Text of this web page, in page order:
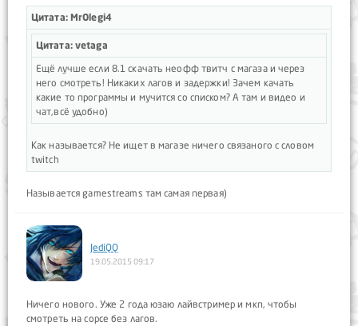
Цитата: MrOlegi4
Цитата: vetaga
Ещё лучше если 8.1 скачать неофф твитч с магаза и через
него смотреть! Никаких лагов и задержки! Зачем качать
какие то программы и мучится со списком? А там и видео и
чат,всё удобно)
Как называется? Не ищет в магазе ничего связаного с словом
twitch
Называется gamestreams там самая первая)
JediQQ
19.05.2015 09:17
Ничего нового. Уже 2 года юзаю лайвстример и мкп, чтобы
смотреть на сорсе без лагов.